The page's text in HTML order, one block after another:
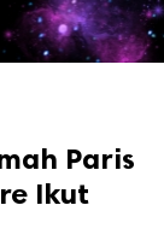
Paris
Ikut